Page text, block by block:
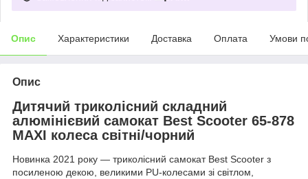
Опис Характеристики Доставка Оплата Умови
Опис
Дитячий триколісний складний
алюмінієвий самокат Best Scooter 65-878
MAXI колеса світні/чорний
Новинка 2021 року — триколісний самокат Best Scooter з
посиленою декою, великими PU-колесами зі світлом,